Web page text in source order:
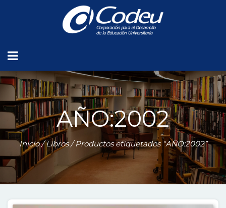
AÑO:2002
Inicio/Libros/ Productos etiquetados “AÑO:2002”